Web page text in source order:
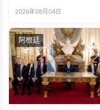
2026年08月04日
阿根廷